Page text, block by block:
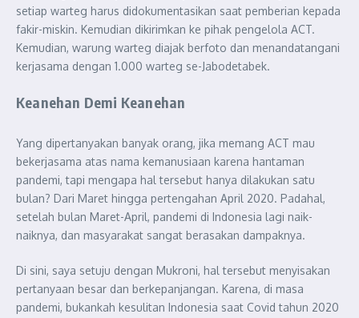
setiap warteg harus didokumentasikan saat pemberian kepada
fakir-miskin. Kemudian dikirimkan ke pihak pengelola ACT.
Kemudian, warung warteg diajak berfoto dan menandatangani
kerjasama dengan 1.000 warteg se-Jabodetabek.
Keanehan Demi Keanehan
Yang dipertanyakan banyak orang, jika memang ACT mau
bekerjasama atas nama kemanusiaan karena hantaman
pandemi, tapi mengapa hal tersebut hanya dilakukan satu
bulan? Dari Maret hingga pertengahan April 2020. Padahal,
setelah bulan Maret-April, pandemi di Indonesia lagi naik-
naiknya, dan masyarakat sangat berasakan dampaknya.
Di sini, saya setuju dengan Mukroni, hal tersebut menyisakan
pertanyaan besar dan berkepanjangan. Karena, di masa
pandemi, bukankah kesulitan Indonesia saat Covid tahun 2020